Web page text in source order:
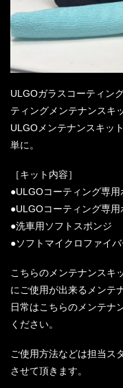
ULGOガラスコーティン
ティングメンテナンスキ
ULGOメンテナンスキッ
単に。
［キット内容］
●ULGOコーティング専
●ULGOコーティング専
●洗車用ソフトスポンジ
●ソフトマイクロファイ
こちらのメンテナンスキ
にご使用が出来るメンテ
日常はこちらのメンテナ
ください。
ご使用方法などは担当ス
させて頂きます。